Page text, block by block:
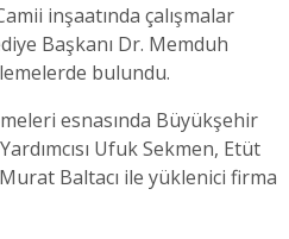
inşaatında çalışmalar
Başkanı Dr. Memduh
bulundu.
esnasında Büyükşehir
Ufuk Sekmen, Etüt
Baltacı ile yüklenici firma